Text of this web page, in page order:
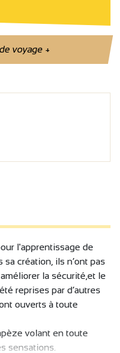
voyage+
l'apprentissage de
création, ils n’ont pas
la sécurité,et le
reprises par d’autres
ouverts à toute
volant en toute
sensations.